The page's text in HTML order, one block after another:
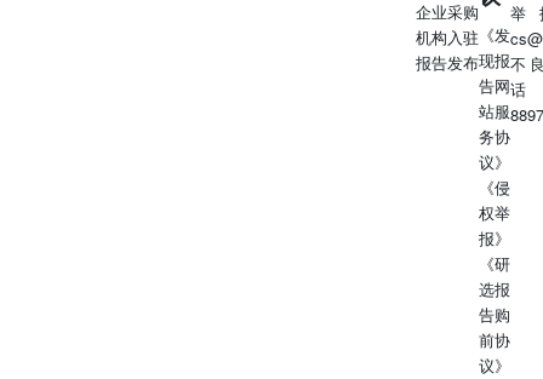
企业采购
机构入驻
报告发布
《发
现报
告网
站服
务协
议》
《侵
权举
报》
《研
选报
告购
前协
议》
举
不